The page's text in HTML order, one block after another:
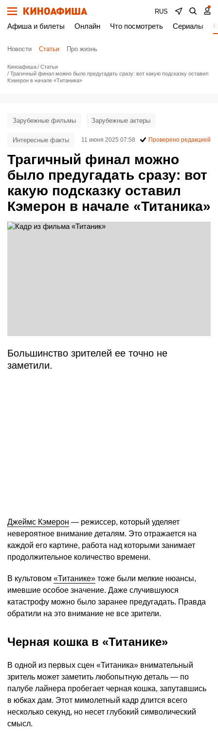
RUS
Афиша и билеты Онлайн Что посмотреть Сериалы
Новости Статьи Про жизнь
Киноафиша
Статьи
Трагичный финал можно было предугадать сразу: вот какую подсказку оставил
Кэмерон в начале «Титаника»
Трагичный финал можно
было предугадать сразу: вот
какую подсказку оставил
Кэмерон в начале «Титаника»
Зарубежные фильмы Зарубежные актеры
Интересные факты 11 июня 2025 07:58 Проверено редакцией
Большинство зрителей ее точно не
заметили.
Джеймс Кэмерон — режиссер, который уделяет
невероятное внимание деталям. Это отражается на
каждой его картине, работа над которыми занимает
продолжительное количество времени.
В культовом «Титанике» тоже были мелкие нюансы,
имевшие особое значение. Даже случившуюся
катастрофу можно было заранее предугадать. Правда
обратили на это внимание не все зрители.
Черная кошка в «Титанике»
В одной из первых сцен «Титаника» внимательный
зритель может заметить любопытную деталь — по
палубе лайнера пробегает черная кошка, запутавшись
в юбках дам. Этот мимолетный кадр длится всего
несколько секунд, но несет глубокий символический
смысл.